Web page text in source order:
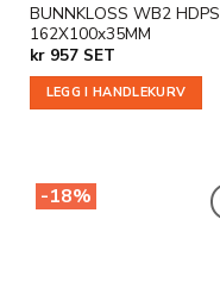
BUNNKLOSS WB2 HDPS
162X100x35MM
kr957 SET
LEGG I HANDLEKURV
-18%